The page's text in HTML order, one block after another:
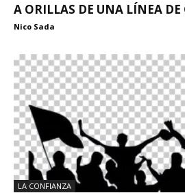
A ORILLAS DE UNA LÍNEA DE
Nico Sada
LA CONFIANZA